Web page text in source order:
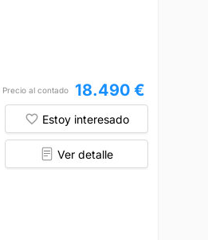
Precio al contado 18.490 €
Estoy interesado
Ver detalle